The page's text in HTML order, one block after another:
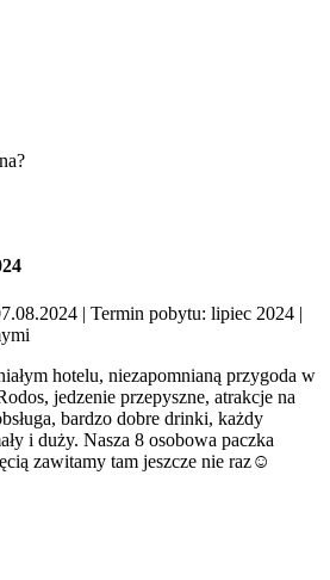
| Termin pobytu: lipiec 2024 |
hotelu, niezapomnianą przygoda w
jedzenie przepyszne, atrakcje na
bardzo dobre drinki, każdy
i duży. Nasza 8 osobowa paczka
zawitamy tam jeszcze nie raz☺️